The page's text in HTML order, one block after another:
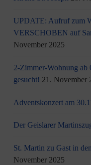
UPDATE: Aufruf zum
VERSCHOBEN auf
November 2025
2-Zimmer-Wohnung ab
gesucht! 21. November
Adventskonzert am
Der Geislarer
St. Martin zu Gast in
November 2025